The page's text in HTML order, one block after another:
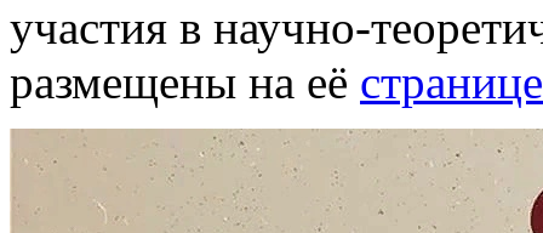
участия в научно-
размещены на её странице